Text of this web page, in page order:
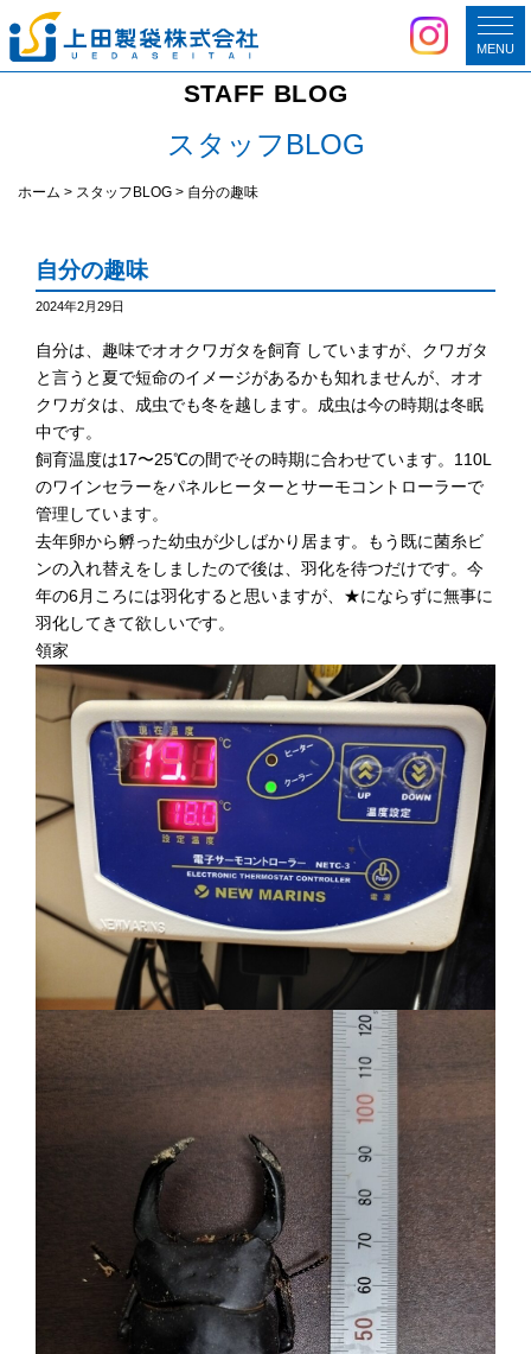
MENU
STAFF BLOG
スタッフBLOG
ホーム > スタッフBLOG > 自分の趣味
自分の趣味
2024年2月29日
自分は、趣味でオオクワガタを飼育 していますが、クワガタ
と言うと夏で短命のイメージがあるかも知れませんが、オオ
クワガタは、成虫でも冬を越します。成虫は今の時期は冬眠
中です。
飼育温度は17〜25℃の間でその時期に合わせています。110L
のワインセラーをパネルヒーターとサーモコントローラーで
管理しています。
去年卵から孵った幼虫が少しばかり居ます。もう既に菌糸ビ
ンの入れ替えをしましたので後は、羽化を待つだけです。今
年の6月ころには羽化すると思いますが、★にならずに無事に
羽化してきて欲しいです。
領家